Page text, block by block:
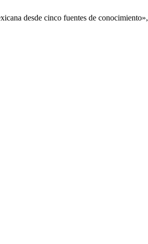
desde cinco fuentes de conocimiento»,